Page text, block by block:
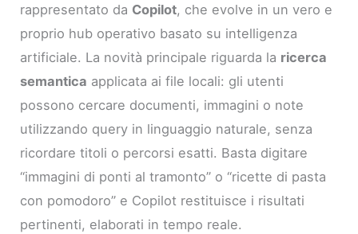
rappresentato da Copilot, che evolve in un vero e
proprio hub operativo basato su intelligenza
artificiale. La novità principale riguarda la ricerca
semantica applicata ai file locali: gli utenti
possono cercare documenti, immagini o note
utilizzando query in linguaggio naturale, senza
ricordare titoli o percorsi esatti. Basta digitare
“immagini di ponti al tramonto” o “ricette di pasta
con pomodoro” e Copilot restituisce i risultati
pertinenti, elaborati in tempo reale.